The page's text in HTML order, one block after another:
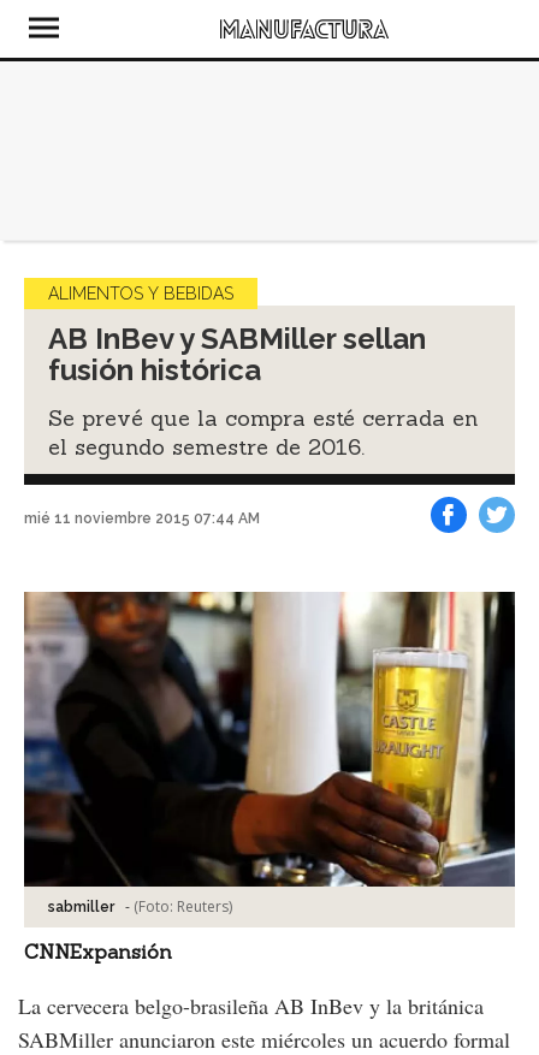
ALIMENTOS Y BEBIDAS
AB InBev y SABMiller sellan
fusión histórica
Se prevé que la compra esté cerrada en
el segundo semestre de 2016.
mié 11 noviembre 2015 07:44 AM
sabmiller - (Foto: Reuters)
CNNExpansión
La cervecera belgo-brasileña AB InBev y la británica
SABMiller anunciaron este miércoles un acuerdo formal